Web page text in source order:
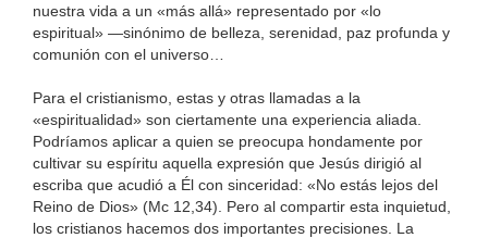
nuestra vida a un «más allá» representado por «lo
espiritual» —sinónimo de belleza, serenidad, paz profunda y
comunión con el universo…
Para el cristianismo, estas y otras llamadas a la
«espiritualidad» son ciertamente una experiencia aliada.
Podríamos aplicar a quien se preocupa hondamente por
cultivar su espíritu aquella expresión que Jesús dirigió al
escriba que acudió a Él con sinceridad: «No estás lejos del
Reino de Dios» (Mc 12,34). Pero al compartir esta inquietud,
los cristianos hacemos dos importantes precisiones. La